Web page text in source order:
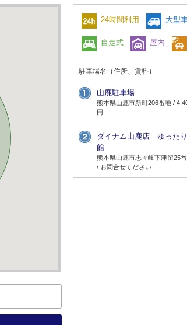
24時間利用 大型
自走式 屋内
駐車場名（住所、賃料）
山鹿駐車場
熊本県山鹿市新町206番地 /
円
ダイナム山鹿店 ゆったり
館
熊本県山鹿市志々岐下津留25
/ お問合せください